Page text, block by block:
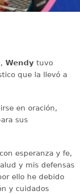
Wendytuvo
que la llevó a
en oración,
sus
esperanza y fe,
y mis defensas
ello he debido
y cuidados